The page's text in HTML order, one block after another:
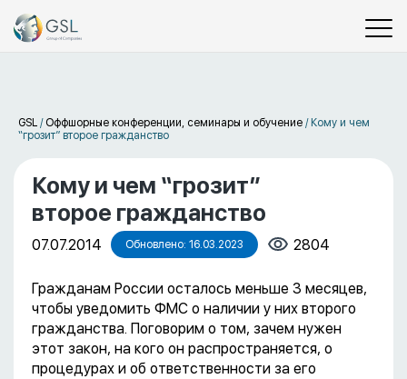
GSL / Оффшорные конференции, семинары и обучение / Кому и чем
“грозит” второе гражданство
Кому и чем “грозит”
второе гражданство
07.07.2014 Обновлено: 16.03.2023 2804
Гражданам России осталось меньше 3 месяцев,
чтобы уведомить ФМС о наличии у них второго
гражданства. Поговорим о том, зачем нужен
этот закон, на кого он распространяется, о
процедурах и об ответственности за его